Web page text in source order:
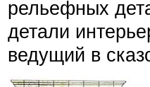
рельефных
детали
ведущий в